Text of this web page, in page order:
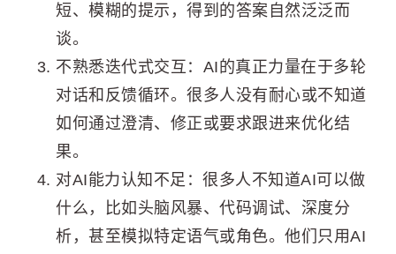
短、模糊的提示，得到的答案自然泛泛而
谈。
不熟悉迭代式交互：AI的真正力量在于多轮
对话和反馈循环。很多人没有耐心或不知道
如何通过澄清、修正或要求跟进来优化结
果。
对AI能力认知不足：很多人不知道AI可以做
什么，比如头脑风暴、代码调试、深度分
析，甚至模拟特定语气或角色。他们只用AI